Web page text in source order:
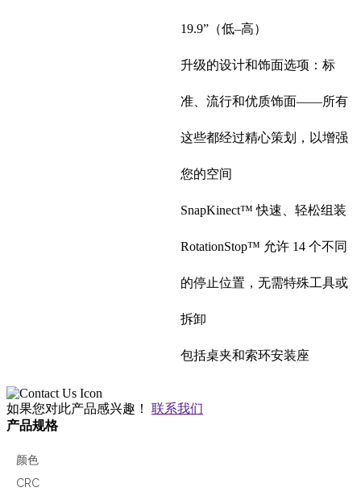
19.9”（低–高）
升级的设计和饰面选项：标
准、流行和优质饰面——所有
这些都经过精心策划，以增强
您的空间
SnapKinect™ 快速、轻松组装
RotationStop™ 允许 14 个不同
的停止位置，无需特殊工具或
拆卸
包括桌夹和索环安装座
如果您对此产品感兴趣！ 联系我们
产品规格
颜色
CRC